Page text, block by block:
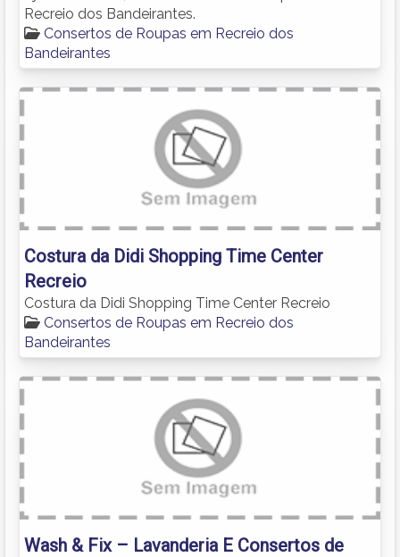
Recreio dos Bandeirantes.
Consertos de Roupas em Recreio dos
Bandeirantes
Costura da Didi Shopping Time Center
Recreio
Costura da Didi Shopping Time Center Recreio
Consertos de Roupas em Recreio dos
Bandeirantes
Wash & Fix – Lavanderia E Consertos de